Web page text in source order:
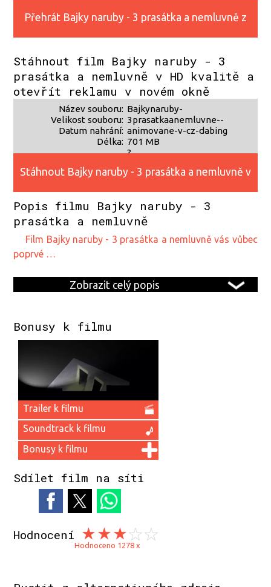
Přehrát Bajky naruby - 3 prasátka a nemluvně z
Stáhnout film Bajky naruby - 3
prasátka a nemluvně v HD kvalitě a
otevřít reklamu v novém okně
Název souboru:
Velikost souboru:
Datum nahrání:
Délka:
Bajkynaruby-
3prasatkaanemluvne--
animovane-v-cz-dabing
701 MB
?
Stáhnout Bajky naruby - 3 prasátka a nemluvně v
HD kvalitě
Popis filmu Bajky naruby - 3
prasátka a nemluvně
film Bajky naruby - 3 prasátka a nemluvně vás vůbec
poprvé …
Zobrazit celý popis
Bonusy k filmu
Trailer k filmu
Soundtrack k filmu
Bonusy k filmu
Sdílet film na síti
Hodnocení
Hodnoceno 1278 x